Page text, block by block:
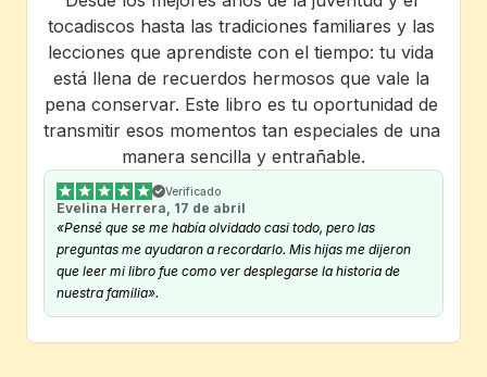
tocadiscos hasta las tradiciones familiares y las
lecciones que aprendiste con el tiempo: tu vida
está llena de recuerdos hermosos que vale la
pena conservar. Este libro es tu oportunidad de
transmitir esos momentos tan especiales de una
manera sencilla y entrañable.
Verificado
Evelina Herrera, 17 de abril
«Pensé que se me había olvidado casi todo, pero las
preguntas me ayudaron a recordarlo. Mis hijas me dijeron
que leer mi libro fue como ver desplegarse la historia de
nuestra familia».